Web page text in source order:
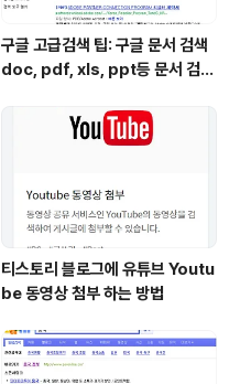
구글 고급검색 팁: 구글 문서 검색
doc, pdf, xls, ppt등 문서 검색
티스토리 블로그에 유튜브 Youtu
be 동영상 첨부 하는 방법